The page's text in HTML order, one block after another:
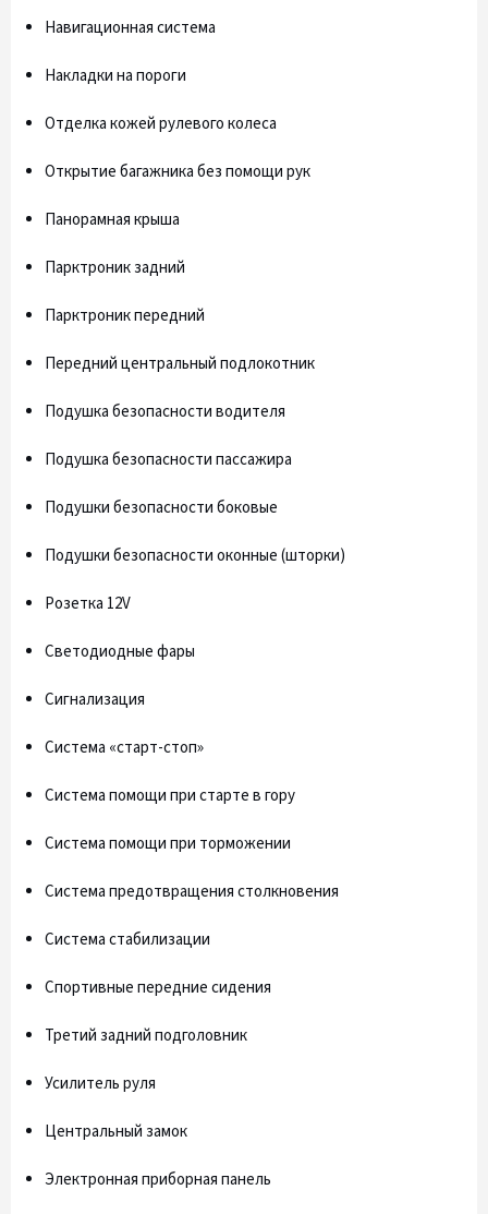
Навигационная система
Накладки на пороги
Отделка кожей рулевого колеса
Открытие багажника без помощи рук
Панорамная крыша
Парктроник задний
Парктроник передний
Передний центральный подлокотник
Подушка безопасности водителя
Подушка безопасности пассажира
Подушки безопасности боковые
Подушки безопасности оконные (шторки)
Розетка 12V
Светодиодные фары
Сигнализация
Система «старт-стоп»
Система помощи при старте в гору
Система помощи при торможении
Система предотвращения столкновения
Система стабилизации
Спортивные передние сидения
Третий задний подголовник
Усилитель руля
Центральный замок
Электронная приборная панель